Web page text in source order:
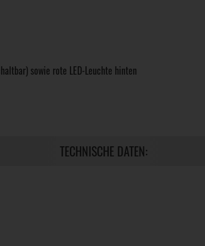
sowie rote LED-Leuchte hinten
TECHNISCHE DATEN: